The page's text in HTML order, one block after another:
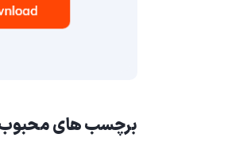
برچسب های